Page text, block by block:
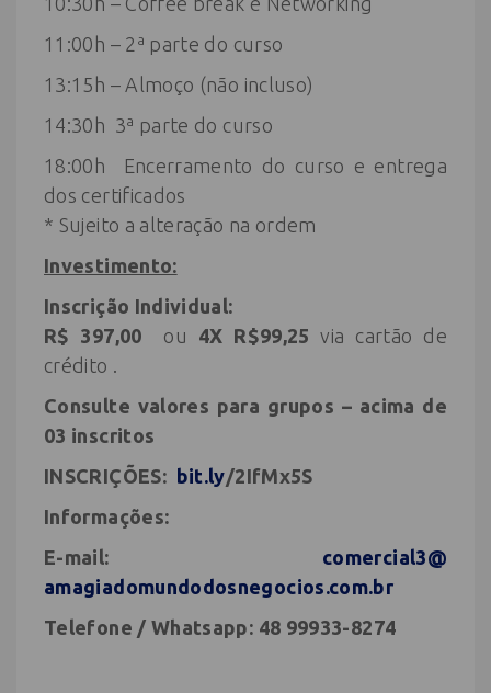
11:00h – 2ª parte do curso
13:15h – Almoço (não incluso)
14:30h 3ª parte do curso
18:00h Encerramento do curso e entrega
dos certificados
* Sujeito a alteração na ordem
Investimento:
Inscrição Individual:
R$ 397,00 ou 4X R$99,25 via cartão de
crédito .
Consulte valores para grupos – acima de
03 inscritos
INSCRIÇÕES: bit.ly/2IfMx5S
Informações:
E-mail: comercial3@
amagiadomundodosnegocios.com.br
Telefone / Whatsapp: 48 99933-8274